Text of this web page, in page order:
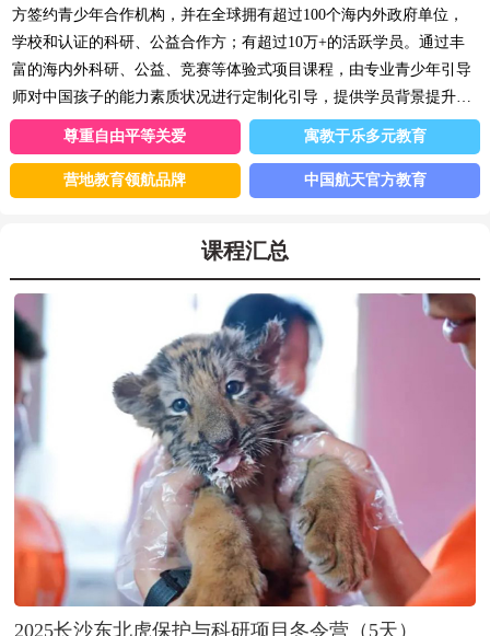
方签约青少年合作机构，并在全球拥有超过100个海内外政府单位，
学校和认证的科研、公益合作方；有超过10万+的活跃学员。通过丰
富的海内外科研、公益、竞赛等体验式项目课程，由专业青少年引导
师对中国孩子的能力素质状况进行定制化引导，提供学员背景提升解
决方案；同时帮助学员和家长更好地认识自身、发现问题，并提供可
操作的家庭教育模型与生涯规划建议。是走出去认识一些新的伙伴，
和大自然来一次亲密接触？还是看更大更远的世界，希望以后有机会
尊重自由平等关爱 寓教于乐多元教育
营地教育领航品牌 中国航天官方教育
课程汇总
2025长沙东北虎保护与科研项目冬令营（5天）